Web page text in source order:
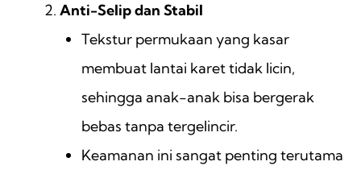
Anti-Selip dan Stabil
Tekstur permukaan yang kasar
membuat lantai karet tidak licin,
sehingga anak-anak bisa bergerak
bebas tanpa tergelincir.
Keamanan ini sangat penting terutama